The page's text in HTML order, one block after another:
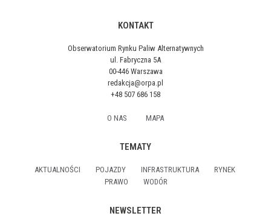
KONTAKT
Obserwatorium Rynku Paliw Alternatywnych
ul. Fabryczna 5A
00-446 Warszawa
redakcja@orpa.pl
+48 507 686 158
O NAS MAPA
TEMATY
AKTUALNOŚCI POJAZDY INFRASTRUKTURA
RYNEK
PRAWO
WODÓR
NEWSLETTER